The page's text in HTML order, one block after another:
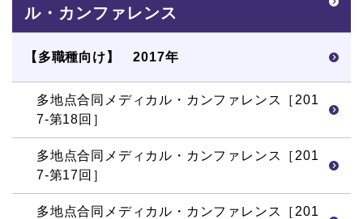
ル・カンファレンス
【多職種向け】 2017年
多地点合同メディカル・カンファレンス［201
7-第18回］
多地点合同メディカル・カンファレンス［201
7-第17回］
多地点合同メディカル・カンファレンス［201